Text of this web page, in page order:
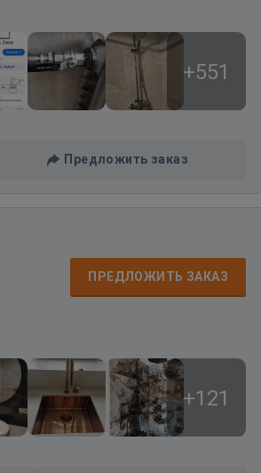
+551
Предложить заказ
ПРЕДЛОЖИТЬ ЗАКАЗ
+121